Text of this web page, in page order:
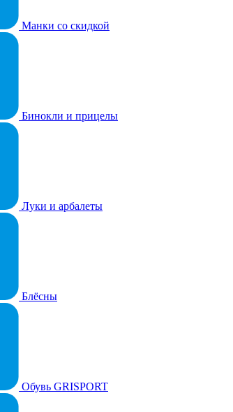
Манки со скидкой
Бинокли и прицелы
Луки и арбалеты
Блёсны
Обувь GRISPORT